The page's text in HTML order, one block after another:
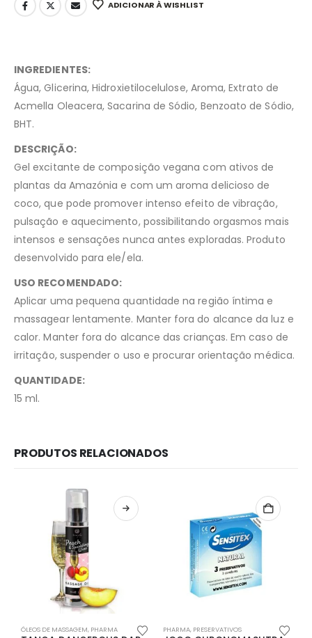
ADICIONAR À WISHLIST
INGREDIENTES:
Água, Glicerina, Hidroxietilocelulose, Aroma, Extrato de
Acmella Oleacera, Sacarina de Sódio, Benzoato de Sódio,
BHT.
DESCRIÇÃO:
Gel excitante de composição vegana com ativos de
plantas da Amazónia e com um aroma delicioso de
coco, que pode promover intenso efeito de vibração,
pulsação e aquecimento, possibilitando orgasmos mais
intensos e sensações nunca antes exploradas. Produto
desenvolvido para ele/ela.
USO RECOMENDADO:
Aplicar uma pequena quantidade na região íntima e
massagear lentamente. Manter fora do alcance da luz e
calor. Manter fora do alcance das crianças. Em caso de
irritação, suspender o uso e procurar orientação médica.
QUANTIDADE:
15 ml.
PRODUTOS RELACIONADOS
ÓLEOS DE MASSAGEM, PHARMA PHARMA, PRESERVATIVOS
Redes Sociais
Métodos de Pagamento